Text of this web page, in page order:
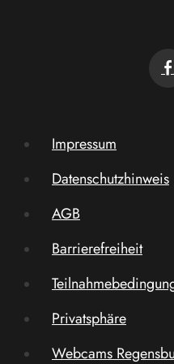
Impressum
Datenschutzhinweis
AGB
Barrierefreiheit
Privatsphäre
Webcams